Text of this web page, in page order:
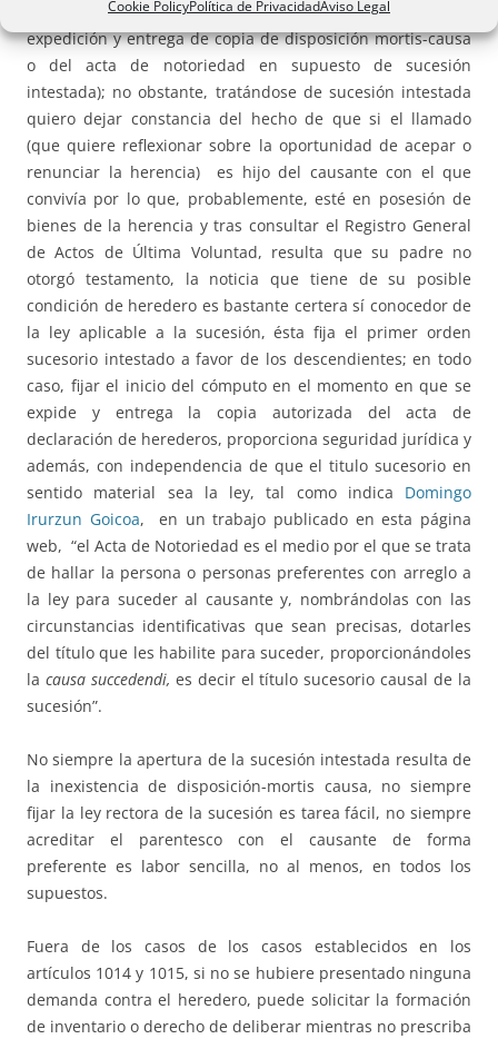
Cookie PolicyPolítica de PrivacidadAviso Legal
la copia autorizada del título sucesorio(fecha de
expedición y entrega de copia de disposición mortis-causa
o del acta de notoriedad en supuesto de sucesión
intestada); no obstante, tratándose de sucesión intestada
quiero dejar constancia del hecho de que si el llamado
(que quiere reflexionar sobre la oportunidad de acepar o
renunciar la herencia) es hijo del causante con el que
convivía por lo que, probablemente, esté en posesión de
bienes de la herencia y tras consultar el Registro General
de Actos de Última Voluntad, resulta que su padre no
otorgó testamento, la noticia que tiene de su posible
condición de heredero es bastante certera sí conocedor de
la ley aplicable a la sucesión, ésta fija el primer orden
sucesorio intestado a favor de los descendientes; en todo
caso, fijar el inicio del cómputo en el momento en que se
expide y entrega la copia autorizada del acta de
declaración de herederos, proporciona seguridad jurídica y
además, con independencia de que el titulo sucesorio en
sentido material sea la ley, tal como indica Domingo
Irurzun Goicoa, en un trabajo publicado en esta página
web, “el Acta de Notoriedad es el medio por el que se trata
de hallar la persona o personas preferentes con arreglo a
la ley para suceder al causante y, nombrándolas con las
circunstancias identificativas que sean precisas, dotarles
del título que les habilite para suceder, proporcionándoles
la causa succedendi, es decir el título sucesorio causal de la
sucesión”.
No siempre la apertura de la sucesión intestada resulta de
la inexistencia de disposición-mortis causa, no siempre
fijar la ley rectora de la sucesión es tarea fácil, no siempre
acreditar el parentesco con el causante de forma
preferente es labor sencilla, no al menos, en todos los
supuestos.
Fuera de los casos de los casos establecidos en los
artículos 1014 y 1015, si no se hubiere presentado ninguna
demanda contra el heredero, puede solicitar la formación
de inventario o derecho de deliberar mientras no prescriba